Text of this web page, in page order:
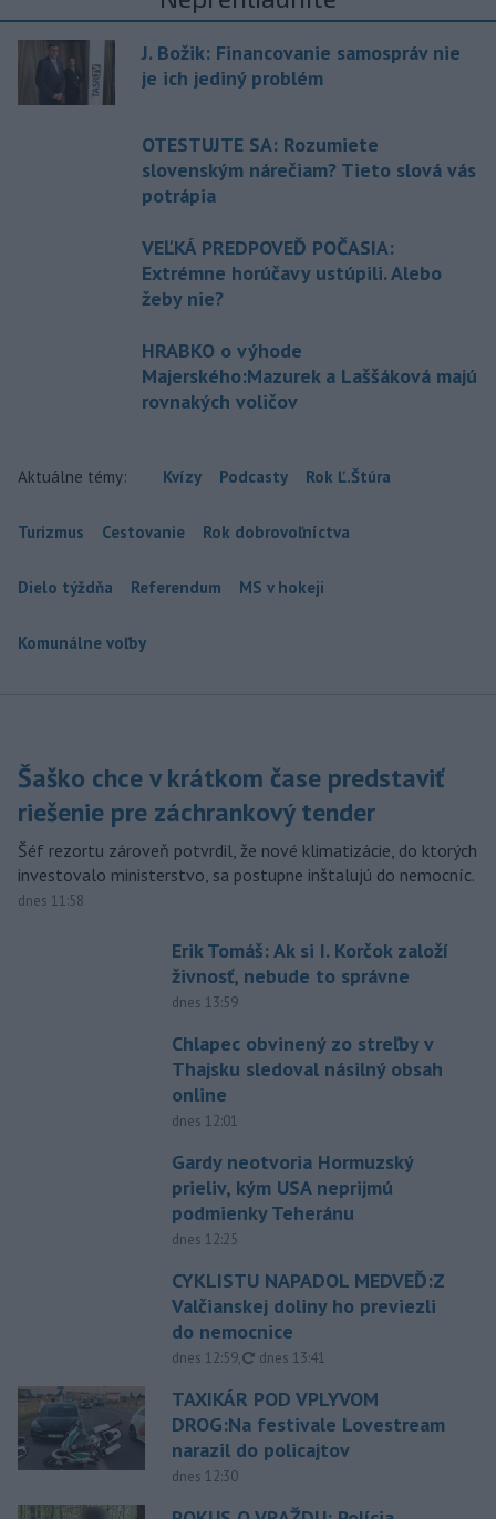
J. Božik: Financovanie samospráv nie
je ich jediný problém
OTESTUJTE SA: Rozumiete
slovenským nárečiam? Tieto slová vás
potrápia
VEĽKÁ PREDPOVEĎ POČASIA:
Extrémne horúčavy ustúpili. Alebo
žeby nie?
HRABKO o výhode
Majerského:Mazurek a Laššáková majú
rovnakých voličov
Aktuálne témy: Kvízy Podcasty Rok Ľ.Štúra
Turizmus Cestovanie Rok dobrovoľníctva
Dielo týždňa Referendum MS v hokeji
Komunálne voľby
Šaško chce v krátkom čase predstaviť
riešenie pre záchrankový tender
Šéf rezortu zároveň potvrdil, že nové klimatizácie, do ktorých
investovalo ministerstvo, sa postupne inštalujú do nemocníc.
dnes 11:58
Erik Tomáš: Ak si I. Korčok založí
živnosť, nebude to správne
dnes 13:59
Chlapec obvinený zo streľby v
Thajsku sledoval násilný obsah
online
dnes 12:01
Gardy neotvoria Hormuzský
prieliv, kým USA neprijmú
podmienky Teheránu
dnes 12:25
CYKLISTU NAPADOL MEDVEĎ:Z
Valčianskej doliny ho previezli
do nemocnice
dnes 12:59, aktualizované
dnes 13:41
TAXIKÁR POD VPLYVOM
DROG:Na festivale Lovestream
narazil do policajtov
dnes 12:30